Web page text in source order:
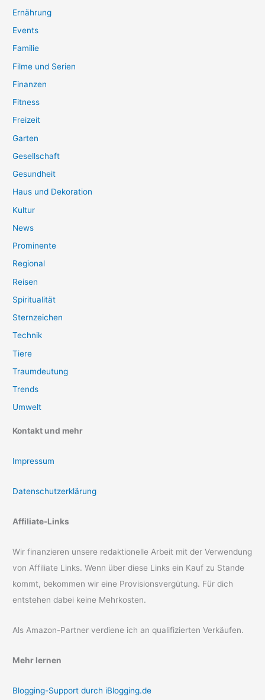
Ernährung
Events
Familie
Filme und Serien
Finanzen
Fitness
Freizeit
Garten
Gesellschaft
Gesundheit
Haus und Dekoration
Kultur
News
Prominente
Regional
Reisen
Spiritualität
Sternzeichen
Technik
Tiere
Traumdeutung
Trends
Umwelt
Kontakt und mehr
Impressum
Datenschutzerklärung
Affiliate-Links
Wir finanzieren unsere redaktionelle Arbeit mit der Verwendung
von Affiliate Links. Wenn über diese Links ein Kauf zu Stande
kommt, bekommen wir eine Provisionsvergütung. Für dich
entstehen dabei keine Mehrkosten.
Als Amazon-Partner verdiene ich an qualifizierten Verkäufen.
Mehr lernen
Blogging-Support durch iBlogging.de